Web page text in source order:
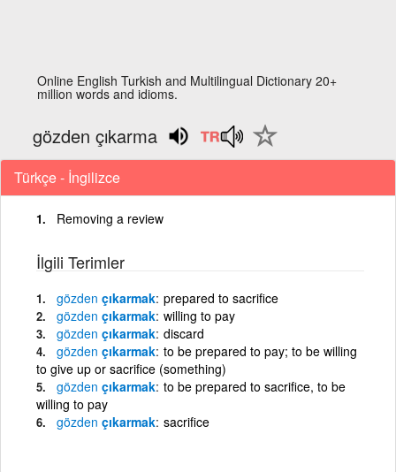
Online English Turkish and Multilingual Dictionary 20+
million words and idioms.
gözden çıkarma
Türkçe - İngilizce
Removing a review
İlgili Terimler
gözden çıkarmak prepared to sacrifice
gözden çıkarmak willing to pay
gözden çıkarmak discard
gözden çıkarmak to be prepared to pay; to be willing
to give up or sacrifice (something)
gözden çıkarmak to be prepared to sacrifice, to be
willing to pay
gözden çıkarmak sacrifice